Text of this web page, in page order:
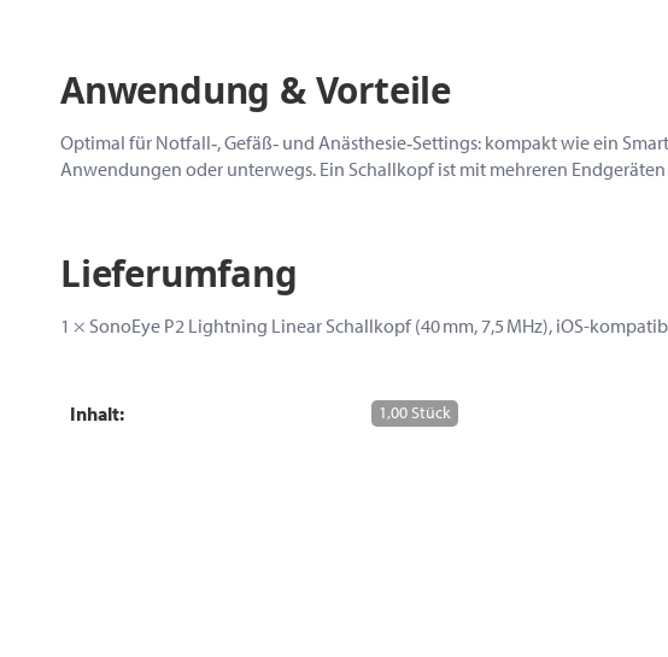
Anwendung & Vorteile
Optimal für Notfall‑, Gefäß‑ und Anästhesie‑Settings: kompakt wie ein
Anwendungen oder unterwegs. Ein Schallkopf ist mit mehreren
Lieferumfang
1 × SonoEye P2 Lightning Linear Schallkopf (40 mm, 7,5 MHz), iOS-
Inhalt: 1,00 Stück